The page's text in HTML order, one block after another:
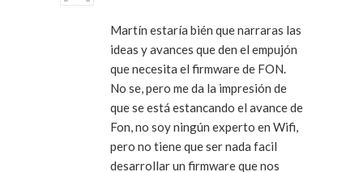
Martín estaría bién que narraras las
ideas y avances que den el empujón
que necesita el firmware de FON.
No se, pero me da la impresión de
que se está estancando el avance de
Fon, no soy ningún experto en Wifi,
pero no tiene que ser nada facil
desarrollar un firmware que nos